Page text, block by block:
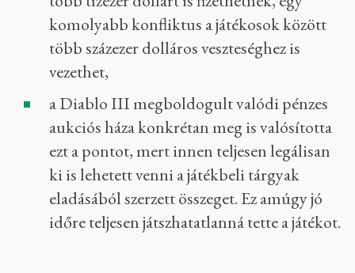
komolyabb konfliktus a játékosok között
több százezer dolláros veszteséghez is
vezethet,
a Diablo III megboldogult valódi pénzes
aukciós háza konkrétan meg is valósította
ezt a pontot, mert innen teljesen legálisan
ki is lehetett venni a játékbeli tárgyak
eladásából szerzett összeget. Ez amúgy jó
időre teljesen játszhatatlanná tette a játékot.